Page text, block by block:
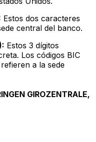
Estos dos caracteres
central del banco.
Estos 3 dígitos
Los códigos BIC
a la sede
GIROZENTRALE,